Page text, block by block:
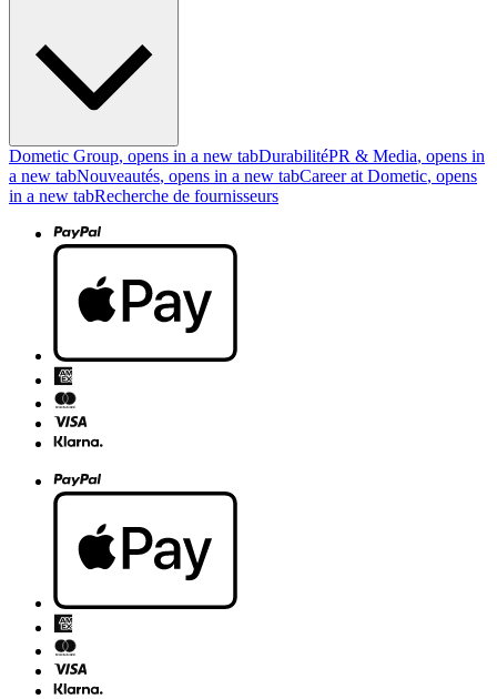
Dometic Group, opens in a new tabDurabilitéPR & Media, opens in
a new tabNouveautés, opens in a new tabCareer at Dometic, opens
in a new tabRecherche de fournisseurs